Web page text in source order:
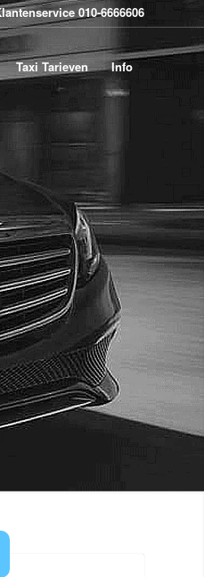
010-6666606
Taxi Tarieven Info